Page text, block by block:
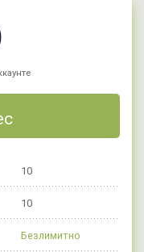
10
10
Безлимитно